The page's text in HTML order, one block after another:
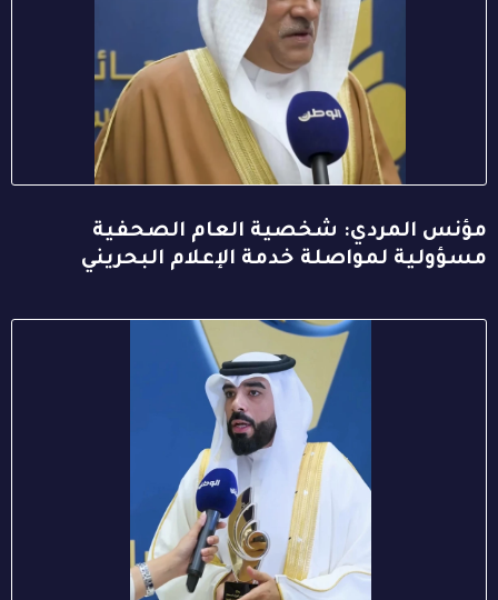
مؤنس المردي: شخصية العام الصحفية
مسؤولية لمواصلة خدمة الإعلام البحريني